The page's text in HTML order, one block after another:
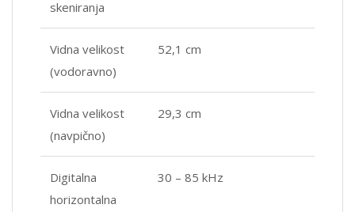
skeniranja
Vidna velikost
(vodoravno)
52,1 cm
Vidna velikost
(navpično)
29,3 cm
Digitalna
horizontalna
30 – 85 kHz